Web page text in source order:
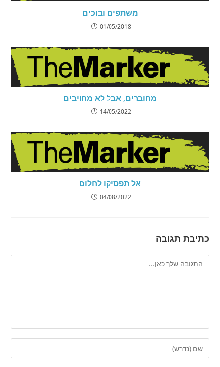
משתפים ובוכים
01/05/2018
מחוברים, אבל לא מחויבים
14/05/2022
אל תפסיקו לחלום
04/08/2022
כתיבת תגובה